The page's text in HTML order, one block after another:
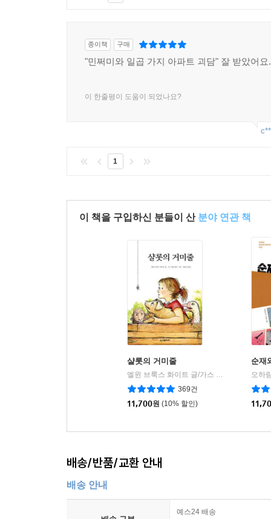
종이책 구매
"민쩌미와 일곱 가지 아파트 괴담" 잘 받았어
이 한줄평이 도움이 되었나요?
1
이 책을 구입하신 분들이 산 분야 연관 책
샬롯의 거미줄
엘윈 브룩스 화이트 글/가스 윌리엄즈 그림/김화곤 역
369건
11,700원 (10% 할인)
순재
오하
배송/반품/교환 안내
배송 안내
예스24 배송